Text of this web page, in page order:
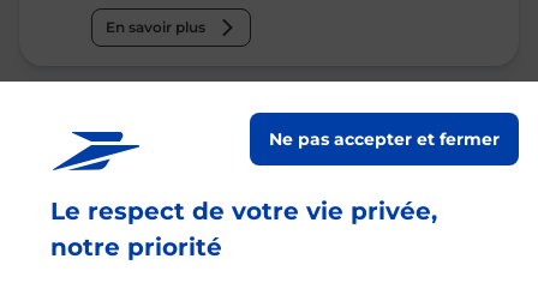
Le respect de votre vie privée,
notre priorité
Ne pas accepter et fermer
En savoir plus
Relais Pickup
BIO SWING
Fermé- jusqu'à
08h30
24 AVENUE LEON GAMBETTA